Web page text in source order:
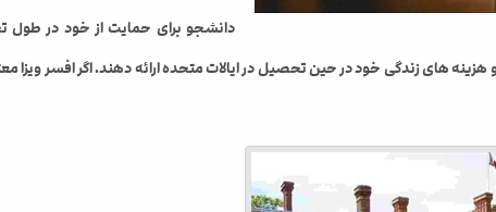
دانشجو برای حمایت از خود در طول
های زندگی خود در حین تحصیل در ایالات متحده ارائه دهند. اگر افسر ویزا